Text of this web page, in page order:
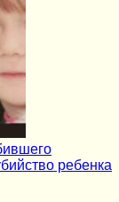
ребенка